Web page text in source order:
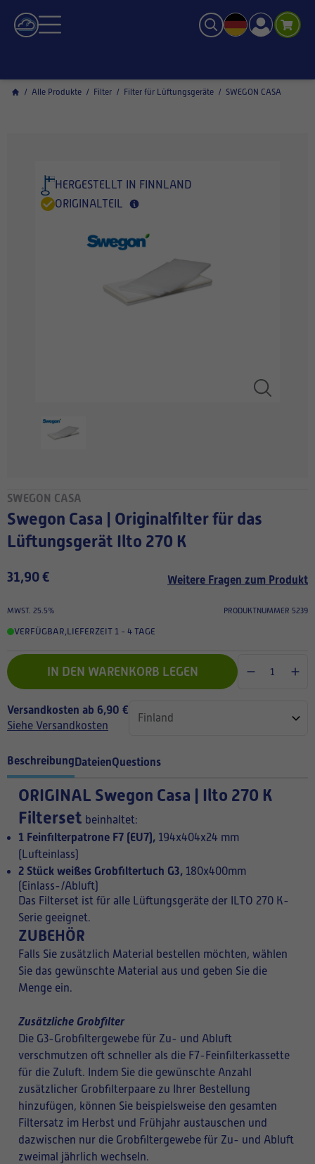
/ Alle Produkte / Filter / Filter für Lüftungsgeräte / SWEGON CASA
HERGESTELLT IN FINNLAND
ORIGINALTEIL
SWEGON CASA
Swegon Casa | Originalfilter für das
Lüftungsgerät Ilto 270 K
31,90 € Weitere Fragen zum Produkt
MWST. 25.5% PRODUKTNUMMER 5239
VERFÜGBAR,LIEFERZEIT 1 - 4 TAGE
IN DEN WARENKORB LEGEN
Versandkosten ab 6,90 €
Siehe Versandkosten
BeschreibungDateienQuestions
ORIGINAL Swegon Casa | Ilto 270 K
Filterset beinhaltet:
1 Feinfilterpatrone F7 (EU7), 194x404x24 mm
(Lufteinlass)
2 Stück weißes Grobfiltertuch G3, 180x400mm
(Einlass-/Abluft)
Das Filterset ist für alle Lüftungsgeräte der ILTO 270 K-
Serie geeignet.
ZUBEHÖR
Falls Sie zusätzlich Material bestellen möchten, wählen
Sie das gewünschte Material aus und geben Sie die
Menge ein.
Zusätzliche Grobfilter
Die G3-Grobfiltergewebe für Zu- und Abluft
verschmutzen oft schneller als die F7-Feinfilterkassette
für die Zuluft. Indem Sie die gewünschte Anzahl
zusätzlicher Grobfilterpaare zu Ihrer Bestellung
hinzufügen, können Sie beispielsweise den gesamten
Filtersatz im Herbst und Frühjahr austauschen und
dazwischen nur die Grobfiltergewebe für Zu- und Abluft
zweimal jährlich wechseln.